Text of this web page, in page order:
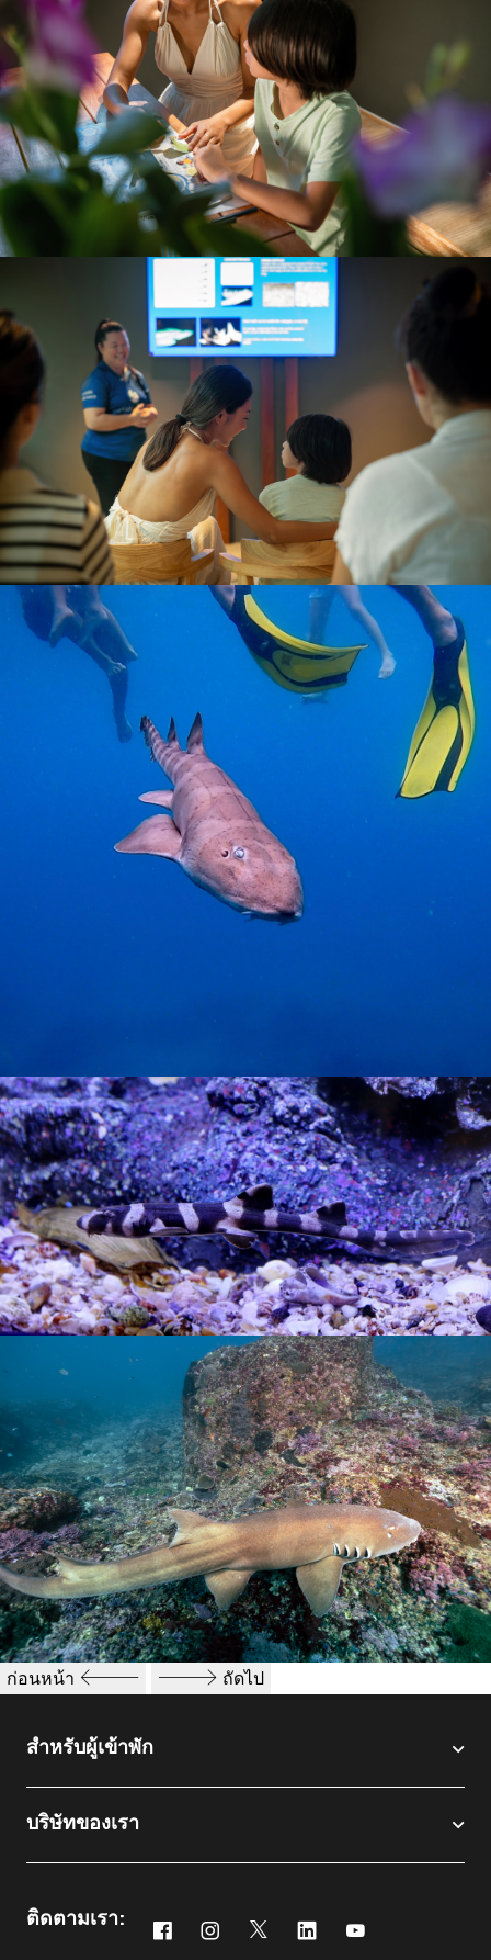
ก่อนหน้า ถัดไป
สำหรับผู้เข้าพัก​
บริษัทของเรา
ติดตามเรา:
Facebook
เปิดในหน้าต่างใหม่
Instagram
เปิดในหน้าต่างใหม่
Twitter
เปิดในหน้าต่างใหม่
Linkedin
เปิดในหน้าต่างใหม่